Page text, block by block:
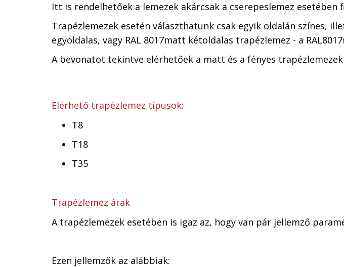
Itt is rendelhetőek a lemezek akárcsak a cserepeslemez esetében
Trapézlemezek esetén választhatunk csak egyik oldalán színes,
egyoldalas, vagy RAL 8017matt kétoldalas trapézlemez - a
A bevonatot tekintve elérhetőek a matt és a fényes trapézlemezek
Elérhető trapézlemez típusok:
T8
T18
T35
Trapézlemez árak
A trapézlemezek esetében is igaz az, hogy van pár jellemző
Ezen jellemzők az alábbiak: